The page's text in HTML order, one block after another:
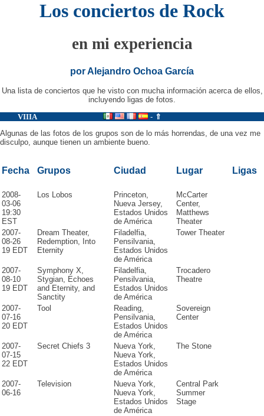
Los conciertos de Rock
en mi experiencia
por Alejandro Ochoa García
Una lista de conciertos que he visto con mucha información acerca de ellos,
incluyendo ligas de fotos.
VIIIA
- ⇑
Algunas de las fotos de los grupos son de lo más horrendas, de una vez me
disculpo, aunque tienen un ambiente bueno.
Fecha Grupos Ciudad Lugar Ligas
2008-
03-06
19:30
EST
Los Lobos
Princeton,
Nueva Jersey,
Estados Unidos
de América
McCarter
Center,
Matthews
Theater
2007-
08-26
19 EDT
Dream Theater,
Redemption, Into
Eternity
Filadelfia,
Pensilvania,
Estados Unidos
de América
Tower Theater
2007-
08-10
19 EDT
Symphony X,
Stygian, Echoes
and Eternity, and
Sanctity
Filadelfia,
Pensilvania,
Estados Unidos
de América
Trocadero
Theatre
2007-
07-16
20 EDT
Tool
Reading,
Pensilvania,
Estados Unidos
de América
Sovereign
Center
2007-
07-15
22 EDT
Secret Chiefs 3
Nueva York,
Nueva York,
Estados Unidos
de América
The Stone
2007-
06-16
Television
Nueva York,
Nueva York,
Estados Unidos
de América
Central Park
Summer
Stage